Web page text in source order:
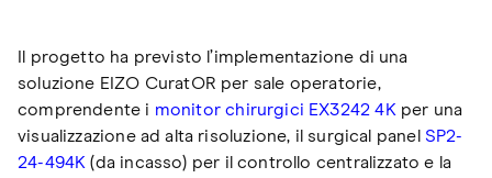
Il progetto ha previsto l’implementazione di una
soluzione EIZO CuratOR per sale operatorie,
comprendente i monitor chirurgici EX3242 4K per una
visualizzazione ad alta risoluzione, il surgical panel SP2-
24-494K (da incasso) per il controllo centralizzato e la